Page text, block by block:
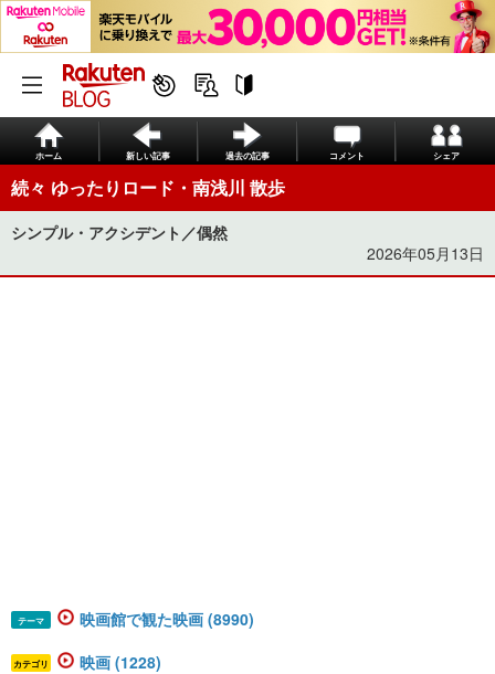
ホーム 新しい記事 過去の記事 コメント シェア
続々 ゆったりロード・南浅川 散歩
シンプル・アクシデント／偶然
2026年05月13日
テーマ 映画館で観た映画 (8990)
カテゴリ 映画 (1228)